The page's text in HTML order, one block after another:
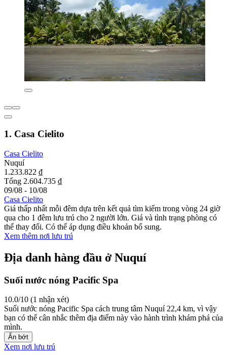
1. Casa Cielito
Casa Cielito
Nuquí
1.233.822 ₫
Tổng 2.604.735 ₫
09/08 - 10/08
Casa Cielito
Giá thấp nhất mỗi đêm dựa trên kết quả tìm kiếm trong vòng 24 giờ
qua cho 1 đêm lưu trú cho 2 người lớn. Giá và tình trạng phòng có
thể thay đổi. Có thể áp dụng điều khoản bổ sung.
Xem thêm nơi lưu trú
Địa danh hàng đầu ở Nuquí
Suối nước nóng Pacific Spa
10.0/10 (1 nhận xét)
Suối nước nóng Pacific Spa cách trung tâm Nuquí 22,4 km, vì vậy
bạn có thể cân nhắc thêm địa điểm này vào hành trình khám phá của
mình.
Ẩn bớt
Xem nơi lưu trú